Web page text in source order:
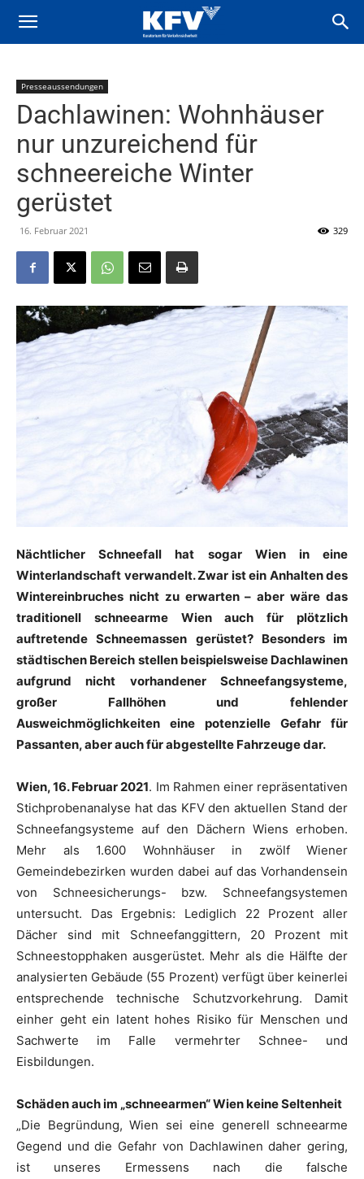
Presseaussendungen
Dachlawinen: Wohnhäuser
nur unzureichend für
schneereiche Winter
gerüstet
16. Februar 2021 329
Nächtlicher Schneefall hat sogar Wien in eine
Winterlandschaft verwandelt. Zwar ist ein Anhalten des
Wintereinbruches nicht zu erwarten – aber wäre das
traditionell schneearme Wien auch für plötzlich
auftretende Schneemassen gerüstet? Besonders im
städtischen Bereich stellen beispielsweise Dachlawinen
aufgrund nicht vorhandener Schneefangsysteme,
großer Fallhöhen und fehlender
Ausweichmöglichkeiten eine potenzielle Gefahr für
Passanten, aber auch für abgestellte Fahrzeuge dar.
Wien, 16. Februar 2021. Im Rahmen einer repräsentativen
Stichprobenanalyse hat das KFV den aktuellen Stand der
Schneefangsysteme auf den Dächern Wiens erhoben.
Mehr als 1.600 Wohnhäuser in zwölf Wiener
Gemeindebezirken wurden dabei auf das Vorhandensein
von Schneesicherungs- bzw. Schneefangsystemen
untersucht. Das Ergebnis: Lediglich 22 Prozent aller
Dächer sind mit Schneefanggittern, 20 Prozent mit
Schneestopphaken ausgerüstet. Mehr als die Hälfte der
analysierten Gebäude (55 Prozent) verfügt über keinerlei
entsprechende technische Schutzvorkehrung. Damit
einher geht ein latent hohes Risiko für Menschen und
Sachwerte im Falle vermehrter Schnee- und
Eisbildungen.
Schäden auch im „schneearmen“ Wien keine Seltenheit
„Die Begründung, Wien sei eine generell schneearme
Gegend und die Gefahr von Dachlawinen daher gering,
ist unseres Ermessens nach die falsche